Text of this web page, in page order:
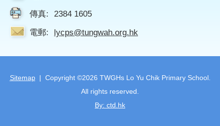
傳真: 2384 1605
電郵: lycps@tungwah.org.hk
Sitemap| Copyright ©2026 TWGHs Lo Yu Chik Primary School.
All rights reserved.
By: ctd.hk